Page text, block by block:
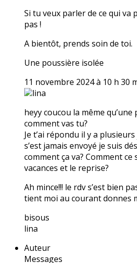
Si tu veux parler de ce qui va
pas !
A bientôt, prends soin de toi.
Une poussière isolée
11 novembre 2024 à 10 h 30
lina
heyy coucou la même
comment vas tu?
Je t’ai répondu il y a
s’est jamais envoyé je suis
comment ça va? Comment ce
vacances et le reprise?
Ah mince!!! le rdv s’est bien
tient moi au courant donnes
bisous
lina
Auteur
Messages